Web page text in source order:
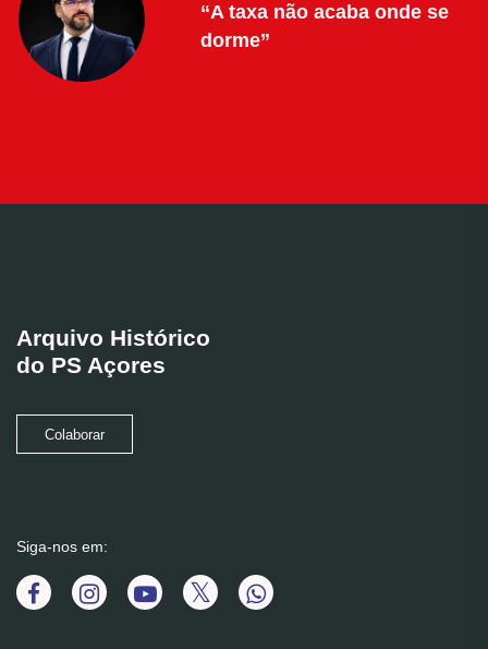
“A taxa não acaba onde se
dorme”
Arquivo Histórico
do PS Açores
Colaborar
Siga-nos em: